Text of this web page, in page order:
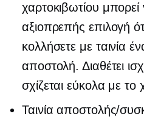
χαρτοκιβωτίου μπορεί
αξιοπρεπής επιλογή
κολλήσετε με ταινία
αποστολή. Διαθέτει
σχίζεται εύκολα με το
Ταινία αποστολής/